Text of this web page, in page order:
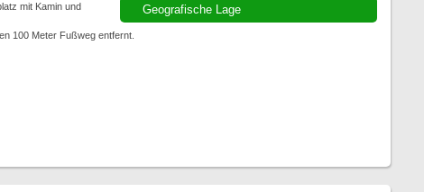
Geografische Lage
mit Kamin und
100 Meter Fußweg entfernt.